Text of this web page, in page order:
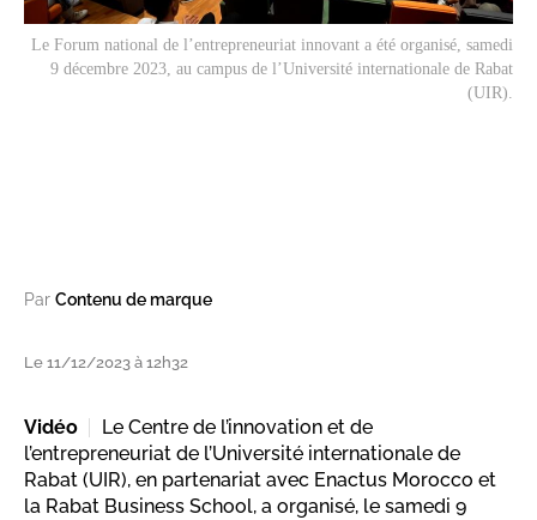
Le Forum national de l’entrepreneuriat innovant a été organisé, samedi
9 décembre 2023, au campus de l’Université internationale de Rabat
(UIR).
Par Contenu de marque
Le 11/12/2023 à 12h32
Vidéo
Le Centre de l’innovation et de
l’entrepreneuriat de l’Université internationale de
Rabat (UIR), en partenariat avec Enactus Morocco et
la Rabat Business School, a organisé, le samedi 9